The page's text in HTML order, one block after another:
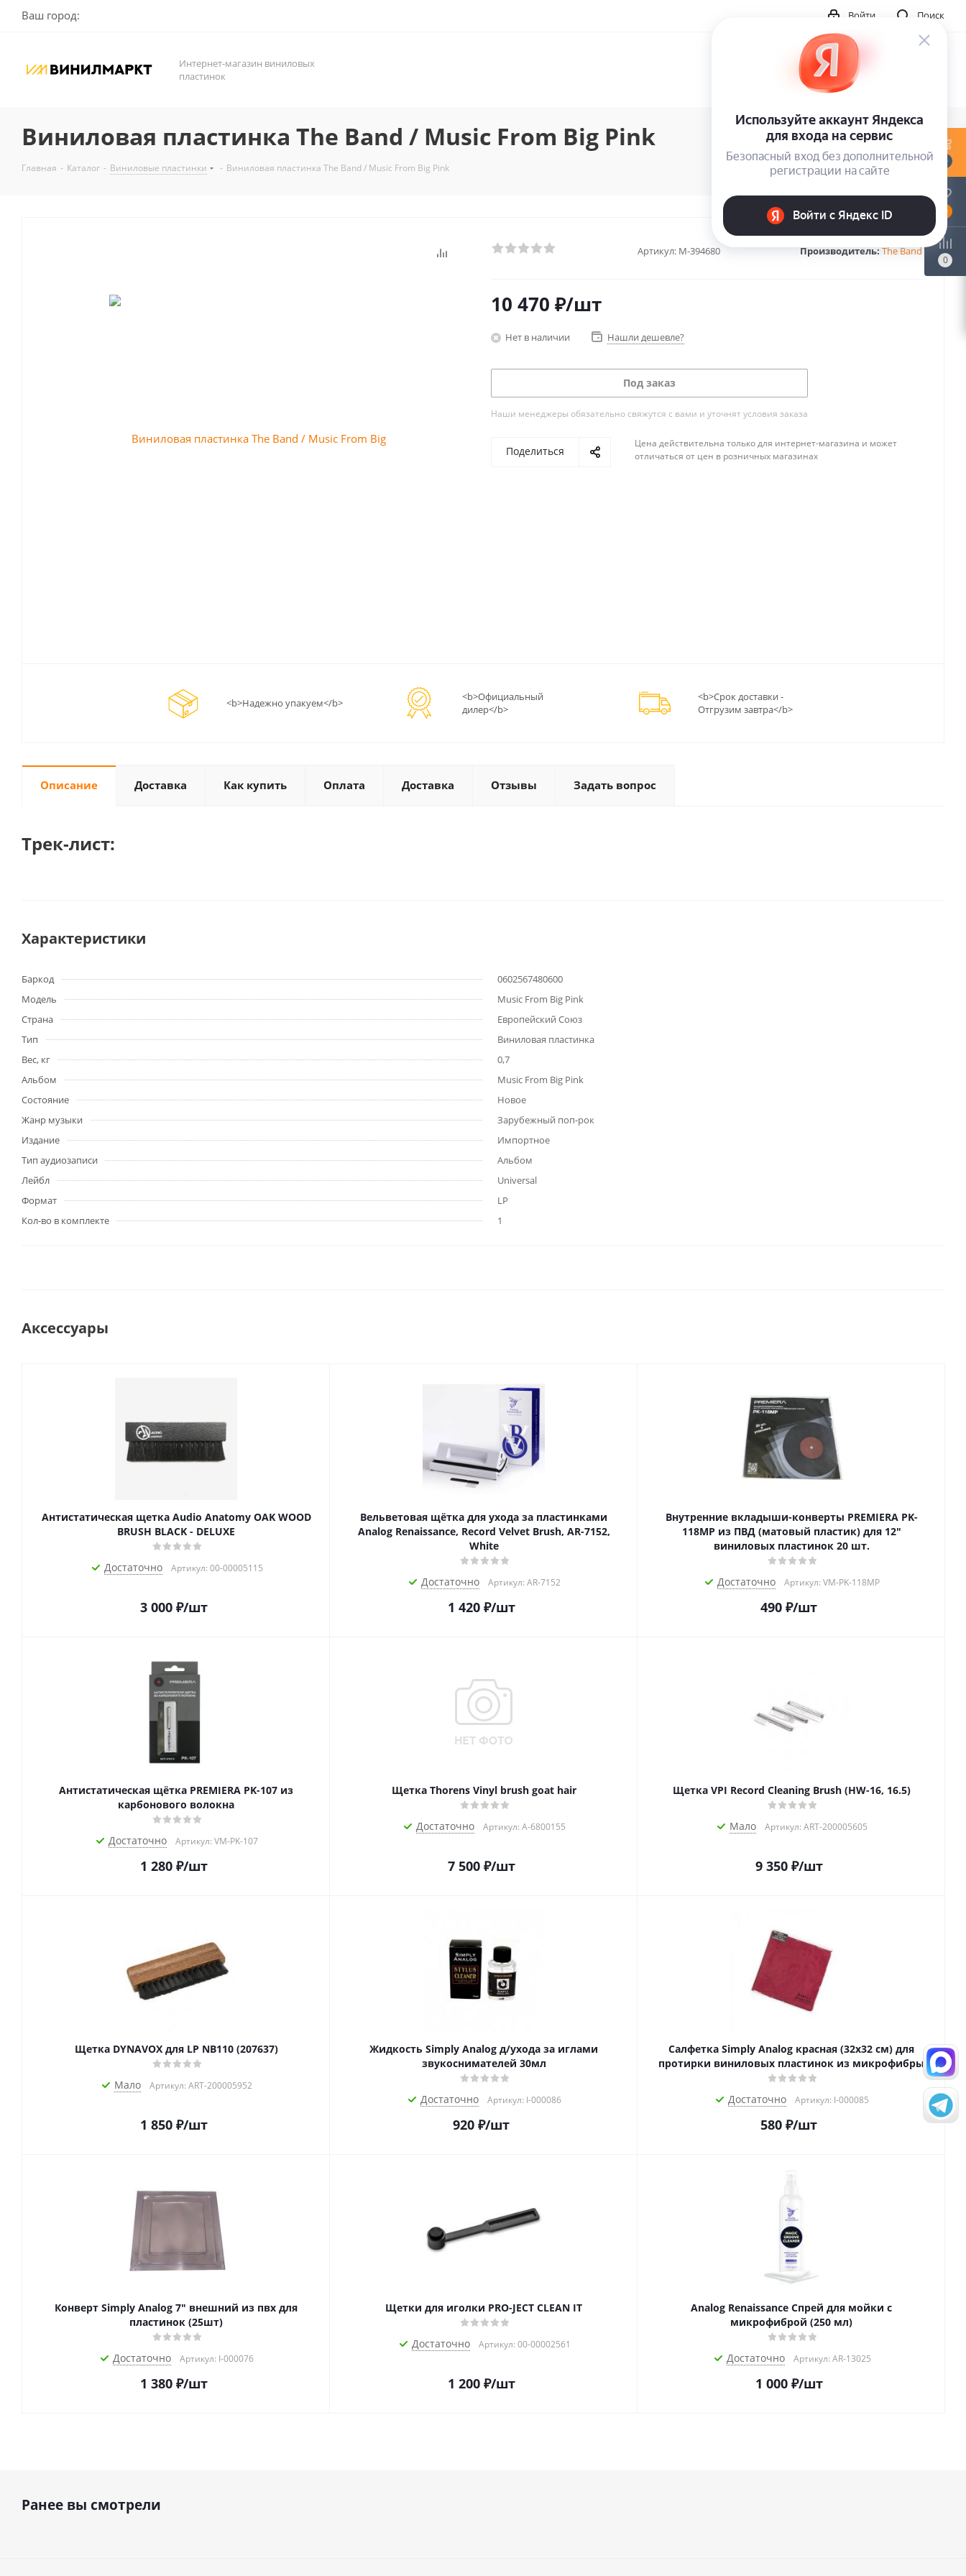
Ваш город: Поиск
Войти
Интернет-магазин виниловых
пластинок
Виниловая пластинка The Band / Music From Big Pink
Главная - Каталог - Виниловые пластинки - Виниловая пластинка The Band / Music From Big Pink
Артикул: M-394680 Производитель:The Band
10 470 ₽/шт
Нет в наличии Нашли дешевле?
Под заказ
Наши менеджеры обязательно свяжутся с вами и уточнят условия заказа
Поделиться
Цена действительна только для интернет-магазина и может
отличаться от цен в розничных магазинах
<b>Надежно упакуем</b>
<b>Официальный
дилер</b>
<b>Срок доставки -
Отгрузим завтра</b>
Описание Доставка Как купить Оплата Доставка Отзывы Задать вопрос
Трек-лист:
Характеристики
Баркод
0602567480600
Модель
Music From Big Pink
Страна
Европейский Союз
Тип
Виниловая пластинка
Вес, кг
0,7
Альбом
Music From Big Pink
Состояние
Новое
Жанр музыки
Зарубежный поп-рок
Издание
Импортное
Тип аудиозаписи
Альбом
Лейбл
Universal
Формат
LP
Кол-во в комплекте
1
Аксессуары
Антистатическая щетка Audio Anatomy OAK WOOD
BRUSH BLACK - DELUXE
Достаточно Артикул: 00-00005115
3 000₽/шт
Вельветовая щётка для ухода за пластинками
Analog Renaissance, Record Velvet Brush, AR-7152,
White
Достаточно Артикул: AR-7152
1 420₽/шт
Внутренние вкладыши-конверты PREMIERA PK-
118MP из ПВД (матовый пластик) для 12"
виниловых пластинок 20 шт.
Достаточно Артикул: VM-PK-118MP
490 ₽/шт
Антистатическая щётка PREMIERA PK-107 из
карбонового волокна
Достаточно Артикул: VM-PK-107
1 280₽/шт
Щетка Thorens Vinyl brush goat hair
Достаточно Артикул: A-6800155
7 500₽/шт
Щетка VPI Record Cleaning Brush (HW-16, 16.5)
Мало Артикул: ART-200005605
9 350₽/шт
Щетка DYNAVOX для LP NB110 (207637)
Мало Артикул: ART-200005952
1 850₽/шт
Жидкость Simply Analog д/ухода за иглами
звукоснимателей 30мл
Достаточно Артикул: I-000086
920 ₽/шт
Салфетка Simply Analog красная (32х32 см) для
протирки виниловых пластинок из микрофибры
Достаточно Артикул: I-000085
580 ₽/шт
Конверт Simply Analog 7" внешний из пвх для
пластинок (25шт)
Достаточно Артикул: I-000076
1 380₽/шт
Щетки для иголки PRO-JECT CLEAN IT
Достаточно Артикул: 00-00002561
1 200₽/шт
Analog Renaissance Спрей для мойки с
микрофиброй (250 мл)
Достаточно Артикул: AR-13025
1 000₽/шт
Ранее вы смотрели
0
0
0